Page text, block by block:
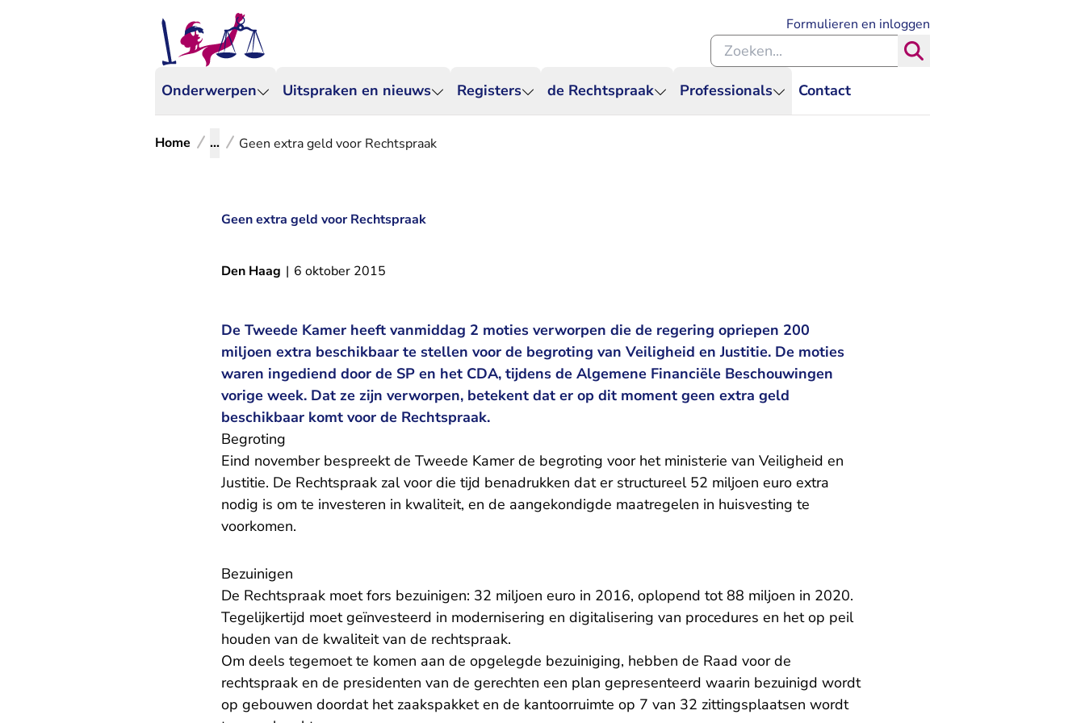
Onderwerpen Uitspraken en nieuws Registers de Rechtspraak Professionals Contact
Formulieren en inloggen
Zoeken binnen de Rechtspraak
Home ... Geen extra geld voor Rechtspraak
Geen extra geld voor Rechtspraak
Den Haag | 6 oktober 2015
De Tweede Kamer heeft vanmiddag 2 moties verworpen die de regering opriepen 200
miljoen extra beschikbaar te stellen voor de begroting van Veiligheid en Justitie. De moties
waren ingediend door de SP en het CDA, tijdens de Algemene Financiële Beschouwingen
vorige week. Dat ze zijn verworpen, betekent dat er op dit moment geen extra geld
beschikbaar komt voor de Rechtspraak.
Begroting
Eind november bespreekt de Tweede Kamer de begroting voor het ministerie van Veiligheid en
Justitie. De Rechtspraak zal voor die tijd benadrukken dat er structureel 52 miljoen euro extra
nodig is om te investeren in kwaliteit, en de aangekondigde maatregelen in huisvesting te
voorkomen.
Bezuinigen
De Rechtspraak moet fors bezuinigen: 32 miljoen euro in 2016, oplopend tot 88 miljoen in 2020.
Tegelijkertijd moet geïnvesteerd in modernisering en digitalisering van procedures en het op peil
houden van de kwaliteit van de rechtspraak.
Om deels tegemoet te komen aan de opgelegde bezuiniging, hebben de Raad voor de
rechtspraak en de presidenten van de gerechten een plan gepresenteerd waarin bezuinigd wordt
op gebouwen doordat het zaakspakket en de kantoorruimte op 7 van 32 zittingsplaatsen wordt